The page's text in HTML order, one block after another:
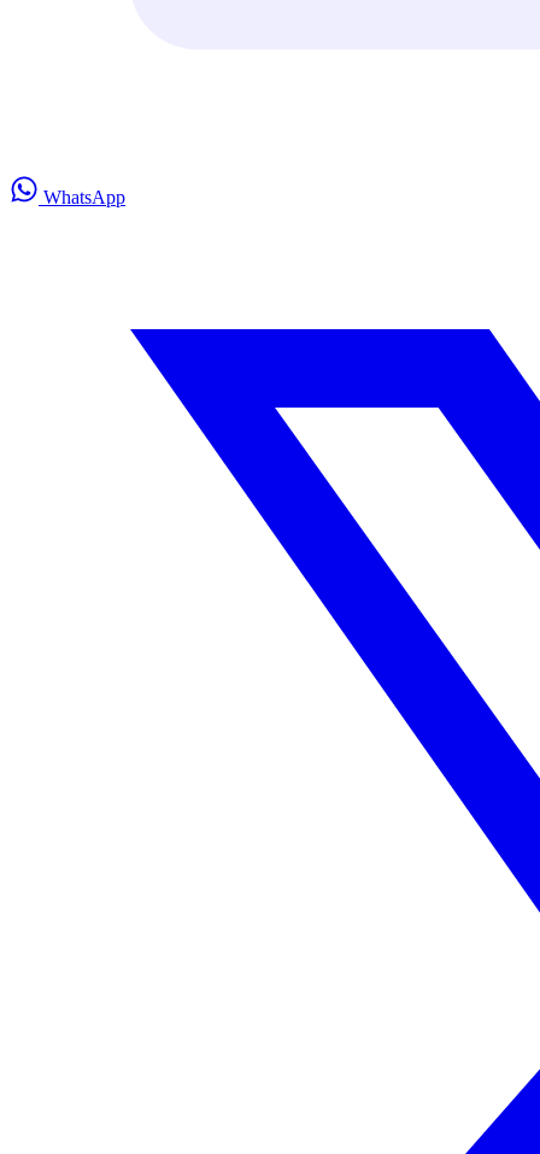
WhatsApp